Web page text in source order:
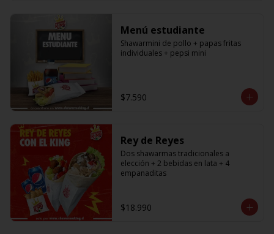
Menú estudiante
Shawarmini de pollo + papas fritas
individuales + pepsi mini
$7.590
Rey de Reyes
Dos shawarmas tradicionales a
elección + 2 bebidas en lata + 4
empanaditas
$18.990